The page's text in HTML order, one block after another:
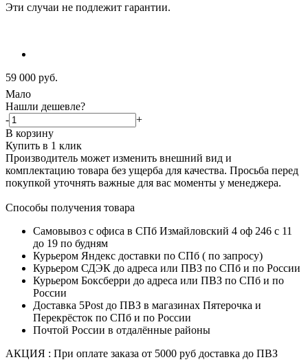
Эти случаи не подлежит гарантии.
59 000 руб.
Мало
Нашли дешевле?
-
+
В корзину
Купить в 1 клик
Производитель может изменить внешний вид и
комплектацию товара без ущерба для качества. Просьба перед
покупкой уточнять важные для вас моменты у менеджера.
Способы получения товара
Самовывоз с офиса в СПб Измайловский 4 оф 246 с 11
до 19 по будням
Курьером Яндекс доставки по СПб ( по запросу)
Курьером СДЭК до адреса или ПВЗ по СПб и по России
Курьером Боксберри до адреса или ПВЗ по СПб и по
России
Доставка 5Post до ПВЗ в магазинах Пятерочка и
Перекрёсток по СПб и по России
Почтой России в отдалённые районы
АКЦИЯ : При оплате заказа от 5000 руб доставка до ПВЗ